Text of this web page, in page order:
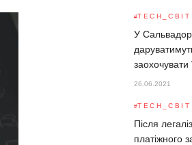
TECH_СВІТ
У
заохочувати
26.06.2021
TECH_СВІТ
Після
платіжного